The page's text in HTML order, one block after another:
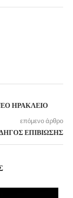
ΗΡΑΚΛΕΙΟ
επόμενο άρθρο
ΕΠΙΒΙΩΣΗΣ